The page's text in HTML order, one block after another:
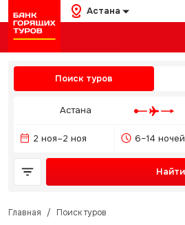
Астана
Поиск туров
Астана
2 ноя–2 ноя 6–14 ночей
Найти
Главная / Поиск туров